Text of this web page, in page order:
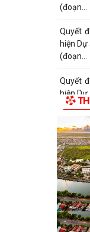
(đoạn...
Quyết
hiện
(đoạn
Quyết
hiện Dự
(đoạn
Quyết
hiện Dự
(đoạn...
Quyết
hiện Dự
(đoạn...
Quyết